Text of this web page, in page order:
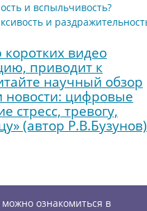
и вспыльчивость?
и
видео
приводит к
научный обзор
новости: цифровые
тревогу,
(автор
ознакомиться в